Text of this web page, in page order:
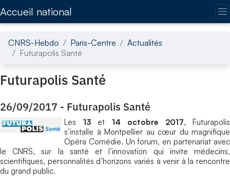
Accueil national
CNRS-Hebdo Paris-Centre
Actualités
Futurapolis Santé
Futurapolis Santé
26/09/2017 - Futurapolis Santé
Les 13et 14 octobre 2017, Futurapolis
s’installe à Montpellier au cœur du magnifique
Opéra Comédie. Un forum, en partenariat avec
le CNRS, sur la santé et l’innovation qui invite médecins,
scientifiques, personnalités d’horizons variés à venir à la rencontre
du grand public.